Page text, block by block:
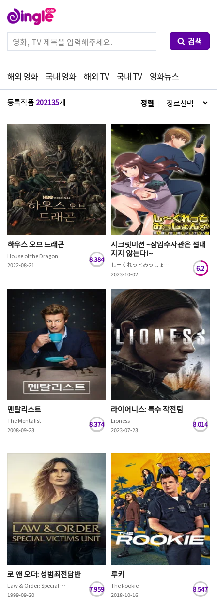
검색
해외 영화 국내 영화 해외 TV 국내 TV 영화뉴스
등록작품 202135개 정렬
하우스 오브 드래곤
House of the Dragon
2022-08-21
8.384
시크릿미션 ~잠입수사관은 절대
지지 않는다!~
しーくれっとみっしょん～潜入捜査官は絶対に負けない！～
2023-10-02
6.2
멘탈리스트
The Mentalist
2008-09-23
8.374
라이어니스: 특수 작전팀
Lioness
2023-07-23
8.014
로 앤 오더: 성범죄전담반
Law & Order: Special Victims Unit
1999-09-20
7.959
루키
The Rookie
2018-10-16
8.547